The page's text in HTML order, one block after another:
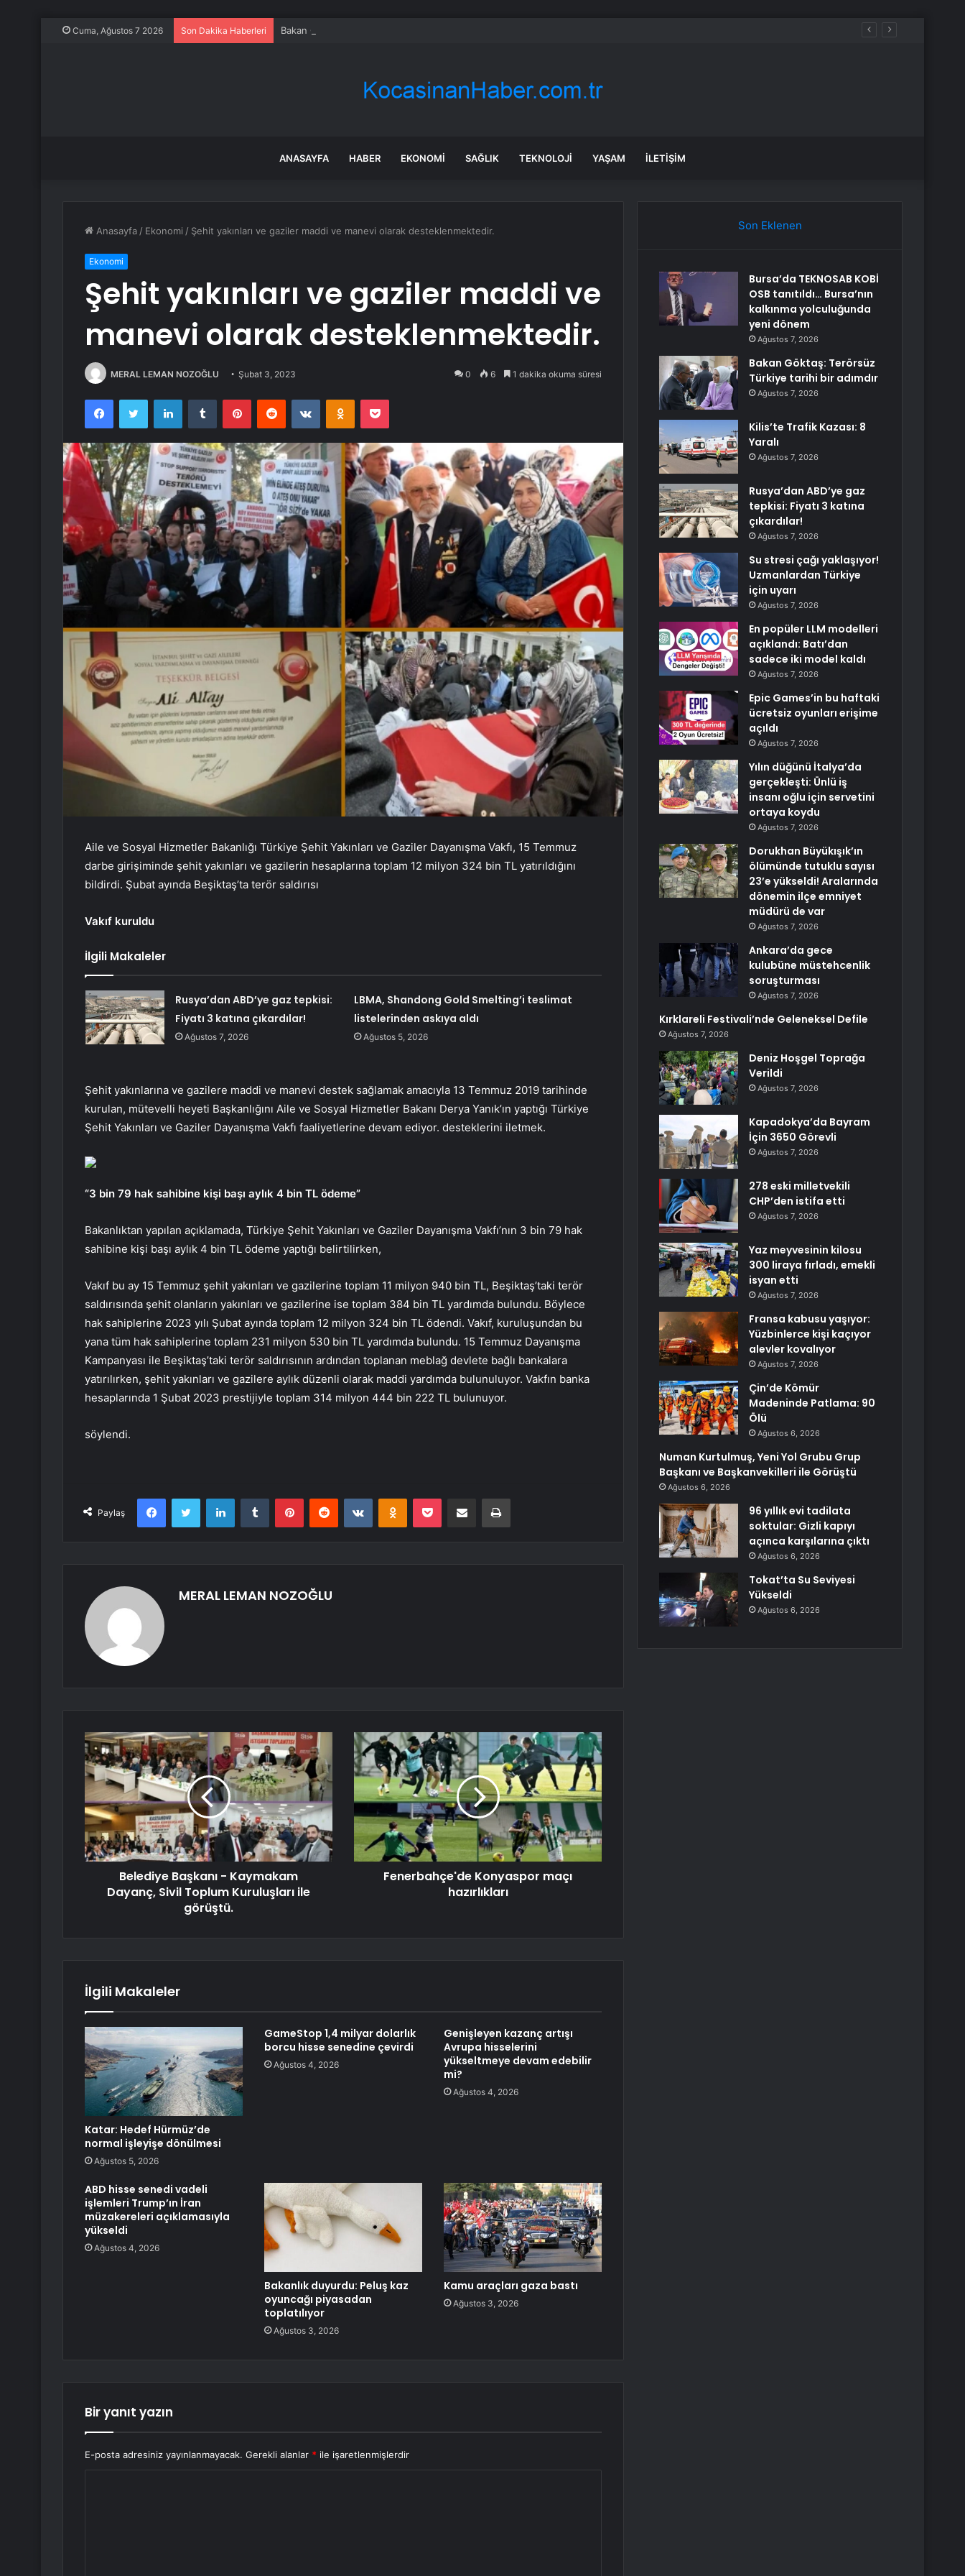
Cuma, Ağustos 7 2026 Son Dakika Haberleri Bakan Göktaş: Terörsüz Türkiye tarihi bir adımdır
ANASAYFA HABER EKONOMI SAĞLIK TEKNOLOJI YAŞAM İLETIŞIM
Anasayfa / Ekonomi / Şehit yakınları ve gaziler maddi ve manevi olarak desteklenmektedir.
Ekonomi
Şehit yakınları ve gaziler maddi ve
manevi olarak desteklenmektedir.
MERAL LEMAN NOZOĞLU Şubat 3, 2023 0 6 1 dakika okuma süresi
FacebookTwitter LinkedInTumblr PinterestReddit VKontakteOdnoklassniki
Pocket
Aile ve Sosyal Hizmetler Bakanlığı Türkiye Şehit Yakınları ve Gaziler Dayanışma Vakfı, 15 Temmuz
darbe girişiminde şehit yakınları ve gazilerin hesaplarına toplam 12 milyon 324 bin TL yatırıldığını
bildirdi. Şubat ayında Beşiktaş’ta terör saldırısı
Vakıf kuruldu
İlgili Makaleler
Rusya’dan ABD’ye gaz tepkisi:
Fiyatı 3 katına çıkardılar!
Ağustos 7, 2026
LBMA, Shandong Gold Smelting’i teslimat
listelerinden askıya aldı
Ağustos 5, 2026
Şehit yakınlarına ve gazilere maddi ve manevi destek sağlamak amacıyla 13 Temmuz 2019 tarihinde
kurulan, mütevelli heyeti Başkanlığını Aile ve Sosyal Hizmetler Bakanı Derya Yanık’ın yaptığı Türkiye
Şehit Yakınları ve Gaziler Dayanışma Vakfı faaliyetlerine devam ediyor. desteklerini iletmek.
“3 bin 79 hak sahibine kişi başı aylık 4 bin TL ödeme”
Bakanlıktan yapılan açıklamada, Türkiye Şehit Yakınları ve Gaziler Dayanışma Vakfı’nın 3 bin 79 hak
sahibine kişi başı aylık 4 bin TL ödeme yaptığı belirtilirken,
Vakıf bu ay 15 Temmuz şehit yakınları ve gazilerine toplam 11 milyon 940 bin TL, Beşiktaş’taki terör
saldırısında şehit olanların yakınları ve gazilerine ise toplam 384 bin TL yardımda bulundu. Böylece
hak sahiplerine 2023 yılı Şubat ayında toplam 12 milyon 324 bin TL ödendi. Vakıf, kuruluşundan bu
yana tüm hak sahiplerine toplam 231 milyon 530 bin TL yardımda bulundu. 15 Temmuz Dayanışma
Kampanyası ile Beşiktaş’taki terör saldırısının ardından toplanan meblağ devlete bağlı bankalara
yatırılırken, şehit yakınları ve gazilere aylık düzenli olarak maddi yardımda bulunuluyor. Vakfın banka
hesaplarında 1 Şubat 2023 prestijiyle toplam 314 milyon 444 bin 222 TL bulunuyor.
söylendi.
Paylaş
FacebookTwitter LinkedInTumblr PinterestReddit VKontakteOdnoklassniki
Pocket E-Posta ile paylaş Yazdır
MERAL LEMAN NOZOĞLU
Belediye Başkanı - Kaymakam
Dayanç, Sivil Toplum Kuruluşları ile
görüştü.
Fenerbahçe'de Konyaspor maçı
hazırlıkları
İlgili Makaleler
Katar: Hedef Hürmüz’de
normal işleyişe dönülmesi
Ağustos 5, 2026
GameStop 1,4 milyar dolarlık
borcu hisse senedine çevirdi
Ağustos 4, 2026
Genişleyen kazanç artışı
Avrupa hisselerini
yükseltmeye devam edebilir
mi?
Ağustos 4, 2026
ABD hisse senedi vadeli
işlemleri Trump’ın İran
müzakereleri açıklamasıyla
yükseldi
Ağustos 4, 2026
Bakanlık duyurdu: Peluş kaz
oyuncağı piyasadan
toplatılıyor
Ağustos 3, 2026
Kamu araçları gaza bastı
Ağustos 3, 2026
Bir yanıt yazın
E-posta adresiniz yayınlanmayacak. Gerekli alanlar * ile işaretlenmişlerdir
Son Eklenen
Bursa’da TEKNOSAB KOBİ
OSB tanıtıldı… Bursa’nın
kalkınma yolculuğunda
yeni dönem
Ağustos 7, 2026
Bakan Göktaş: Terörsüz
Türkiye tarihi bir adımdır
Ağustos 7, 2026
Kilis’te Trafik Kazası: 8
Yaralı
Ağustos 7, 2026
Rusya’dan ABD’ye gaz
tepkisi: Fiyatı 3 katına
çıkardılar!
Ağustos 7, 2026
Su stresi çağı yaklaşıyor!
Uzmanlardan Türkiye
için uyarı
Ağustos 7, 2026
En popüler LLM modelleri
açıklandı: Batı’dan
sadece iki model kaldı
Ağustos 7, 2026
Epic Games’in bu haftaki
ücretsiz oyunları erişime
açıldı
Ağustos 7, 2026
Yılın düğünü İtalya’da
gerçekleşti: Ünlü iş
insanı oğlu için servetini
ortaya koydu
Ağustos 7, 2026
Dorukhan Büyükışık’ın
ölümünde tutuklu sayısı
23’e yükseldi! Aralarında
dönemin ilçe emniyet
müdürü de var
Ağustos 7, 2026
Ankara’da gece
kulubüne müstehcenlik
soruşturması
Ağustos 7, 2026
Kırklareli Festivali’nde Geleneksel Defile
Ağustos 7, 2026
Deniz Hoşgel Toprağa
Verildi
Ağustos 7, 2026
Kapadokya’da Bayram
İçin 3650 Görevli
Ağustos 7, 2026
278 eski milletvekili
CHP’den istifa etti
Ağustos 7, 2026
Yaz meyvesinin kilosu
300 liraya fırladı, emekli
isyan etti
Ağustos 7, 2026
Fransa kabusu yaşıyor:
Yüzbinlerce kişi kaçıyor
alevler kovalıyor
Ağustos 7, 2026
Çin’de Kömür
Madeninde Patlama: 90
Ölü
Ağustos 6, 2026
Numan Kurtulmuş, Yeni Yol Grubu Grup
Başkanı ve Başkanvekilleri ile Görüştü
Ağustos 6, 2026
96 yıllık evi tadilata
soktular: Gizli kapıyı
açınca karşılarına çıktı
Ağustos 6, 2026
Tokat’ta Su Seviyesi
Yükseldi
Ağustos 6, 2026